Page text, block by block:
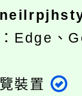
Edge、
裝置